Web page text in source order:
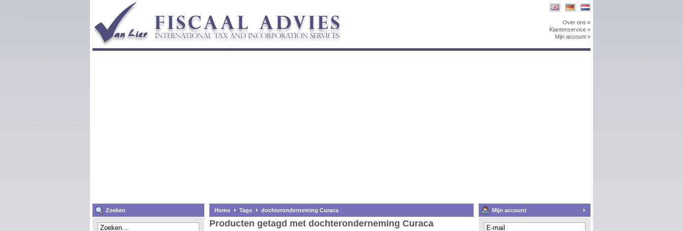
Over ons »
Klantenservice »
Mijn account »
Zoeken Home Tags dochteronderneming Curaca
Producten getagd met dochteronderneming Curaca
Mijn account